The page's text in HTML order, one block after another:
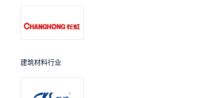
建筑材料行业